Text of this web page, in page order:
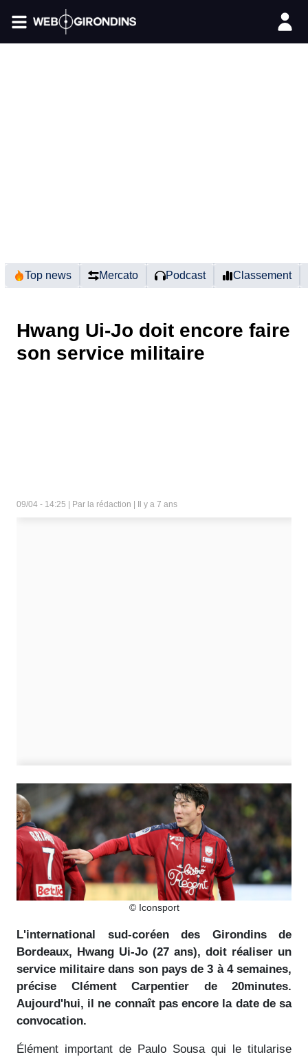
Top news Mercato Podcast Classement
Hwang Ui-Jo doit encore faire
son service militaire
09/04 - 14:25 | Par la rédaction | Il y a 7 ans
© Iconsport
L'international sud-coréen des Girondins de
Bordeaux, Hwang Ui-Jo (27 ans), doit réaliser un
service militaire dans son pays de 3 à 4 semaines,
précise Clément Carpentier de 20minutes.
Aujourd'hui, il ne connaît pas encore la date de sa
convocation.
Élément important de Paulo Sousa qui le titularise